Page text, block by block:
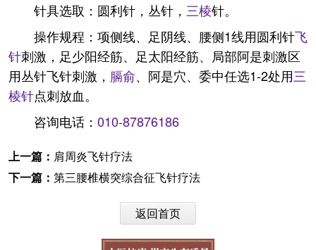
针具选取：圆利针，丛针， 三棱针。
操作规程：项侧线、足阴线、腰侧1线用圆利针飞
针刺激，足少阳经筋、足太阳经筋、局部阿是刺激区
用丛针飞针刺激， 膈俞、阿是穴、委中任选1-2处用三
棱针点刺放血。
咨询电话： 010-87876186
上一篇： 肩周炎飞针疗法
下一篇： 第三腰椎横突综合征飞针疗法
返回首页